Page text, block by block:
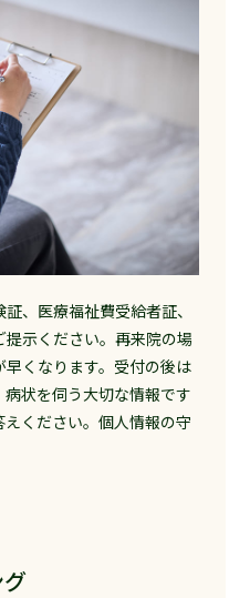
、医療福祉費受給者証、
示ください。再来院の場
くなります。受付の後は
状を伺う大切な情報です
ください。個人情報の守